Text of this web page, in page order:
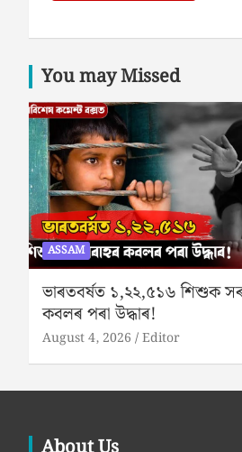
You may Missed
ASSAM
ভাৰতবৰ্ষত ১,২২,৫১৬ শিশুক
কবলৰ পৰা উদ্ধাৰ!
August 4, 2026 Editor